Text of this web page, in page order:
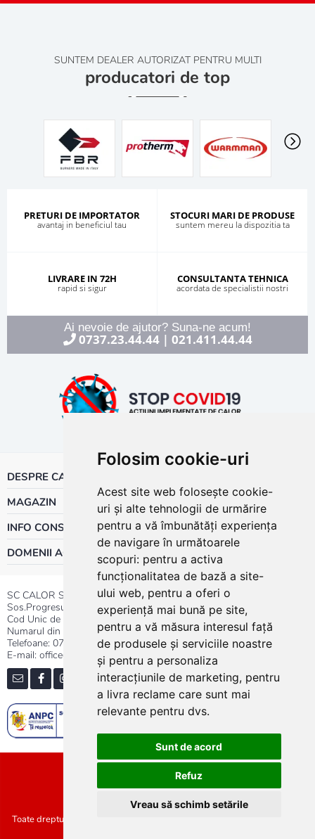
Folosim cookie-uri
Acest site web folosește cookie-
uri și alte tehnologii de urmărire
pentru a vă îmbunătăți experiența
de navigare în următoarele
scopuri: pentru a activa
funcționalitatea de bază a site-
ului web, pentru a oferi o
experiență mai bună pe site,
pentru a vă măsura interesul față
de produsele și serviciile noastre
și pentru a personaliza
interacțiunile de marketing, pentru
a livra reclame care sunt mai
relevante pentru dvs.
Sunt de acord
Refuz
Vreau să schimb setările
SUNTEM DEALER AUTORIZAT PENTRU MULTI
producatori de top
PRETURI DE IMPORTATOR
avantaj in beneficiul tau
STOCURI MARI DE PRODUSE
suntem mereu la dispozitia ta
LIVRARE IN 72H
rapid si sigur
CONSULTANTA TEHNICA
acordata de specialistii nostri
Ai nevoie de ajutor? Suna-ne acum!
0737.23.44.44| 021.411.44.44
DESPRE CALOR
MAGAZIN
INFO CONSUMATOR
DOMENII ACTIVITATE
SC CALOR SRL
Sos.Progresului nr.30-40, Sector 5, Bucuresti
Cod Unic de Inregistrare: RO 3004724
Numarul din Registrul Comertului:J40/13176/1991
Telefoane: 0737.23.44.44|021.411.44.44
E-mail: office@calor.ro
Toate drepturile rezervate SC Calor SRL :: Copyright 2021 :: Realizat de